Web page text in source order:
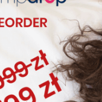
Jak określić stan